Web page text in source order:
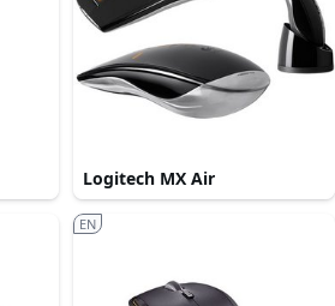
Logitech MX Air
EN